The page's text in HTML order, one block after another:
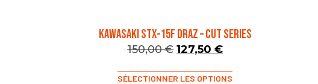
KAWASAKI STX-15F DRAZ – CUT SERIES
150,00€ 127,50€
SÉLECTIONNER LES OPTIONS